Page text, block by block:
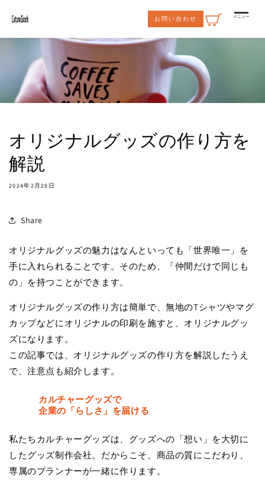
ンツに
進む
お問い合わせ メニュー
オリジナルグッズの作り方を
解説
2024年2月28日
Share
オリジナルグッズの魅力はなんといっても「世界唯一」を
手に入れられることです。そのため、「仲間だけで同じも
の」を持つことができます。
オリジナルグッズの作り方は簡単で、無地のTシャツやマグ
カップなどにオリジナルの印刷を施すと、オリジナルグッ
ズになります。
この記事では、オリジナルグッズの作り方を解説したうえ
で、注意点も紹介します。
カルチャーグッズで
企業の「らしさ」を届ける
私たちカルチャーグッズは、グッズへの「想い」を大切に
したグッズ制作会社。だからこそ、商品の質にこだわり、
専属のプランナーが一緒に作ります。